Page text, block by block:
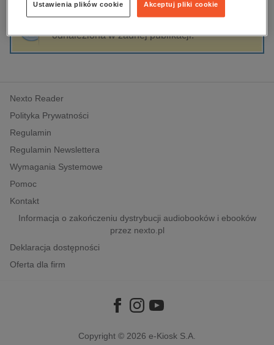
edukacja
hobby, sport, rozrywka
komputery, internet, technologie, informatyka
polityka, społeczno-informacyjne
psychologiczne
inne
popularno-naukowe
historia
odnaleziona w żadnej publikacji.
Nexto Reader
Polityka Prywatności
Regulamin
Regulamin Newslettera
Wymagania Systemowe
Pomoc
Kontakt
Informacja o zakończeniu dystrybucji audiobooków i ebooków
przez nexto.pl
Deklaracja dostępności
Oferta dla firm
Copyright © 2026 e-Kiosk S.A.
Akceptuj pliki cookie
Ustawienia plików cookie